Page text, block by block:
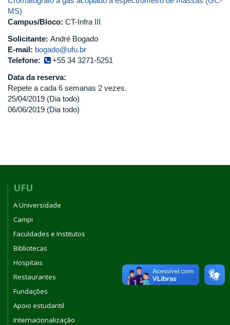
MS)
Campus/Bloco: CT-Infra III
Solicitante: André Bogado
E-mail: bogado@ufu.br
Telefone:
+55 34 3271-5251
Data da reserva:
Repete a cada 6 semanas 2 vezes.
25/04/2019 (Dia todo)
06/06/2019 (Dia todo)
UFU
A Universidade
Campi
Faculdades e Institutos
Bibliotecas
Hospitais
Restaurantes
Fundações
Apoio estudantil
Internacionalização